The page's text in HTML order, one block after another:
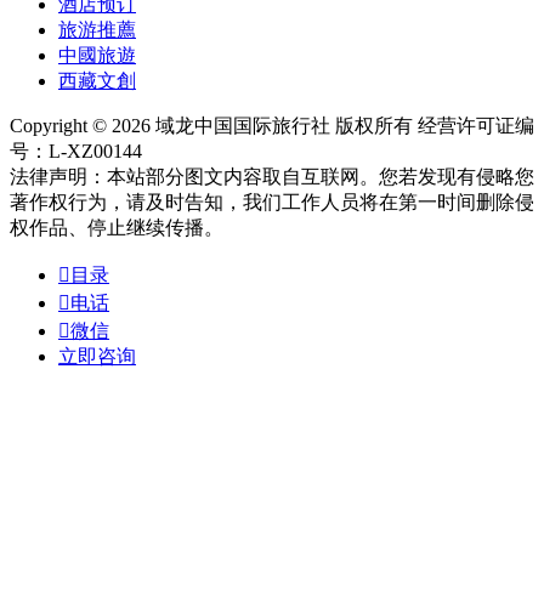
旅游推薦
中國旅遊
西藏文創
Copyright © 2026 域龙中国国际旅行社 版权所有 经营许可证编
号：L-XZ00144
法律声明：本站部分图文内容取自互联网。您若发现有侵略您
著作权行为，请及时告知，我们工作人员将在第一时间删除侵
权作品、停止继续传播。
 目录
电话
微信
立即咨询